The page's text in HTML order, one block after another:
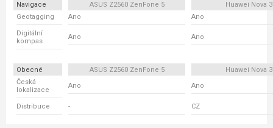
Navigace ASUS Z2560 ZenFone 5
Huawei Nova
Geotagging
Ano Ano
Digitální
kompas
Ano Ano
Obecné ASUS Z2560 ZenFone 5
Huawei Nova
Česká
lokalizace
Ano Ano
Distribuce - CZ